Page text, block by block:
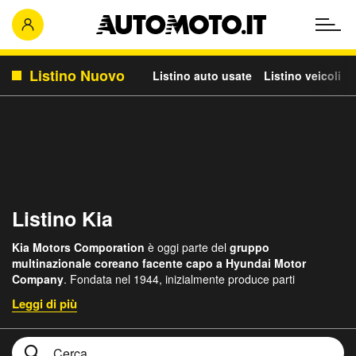
Listino Nuovo Listino auto usate Listino veicoli
Listino Kia
Kia Motors Comporation è oggi parte del gruppo
multinazionale coreano facente capo a Hyundai Motor
Company. Fondata nel 1944, inizialmente produce parti
1961 veicoli motorizzati a due e tre ruote. Si deve attendere però
fino al 1970 per vedere la prima autovetturaprodotta dal
marchio.
La produzione di